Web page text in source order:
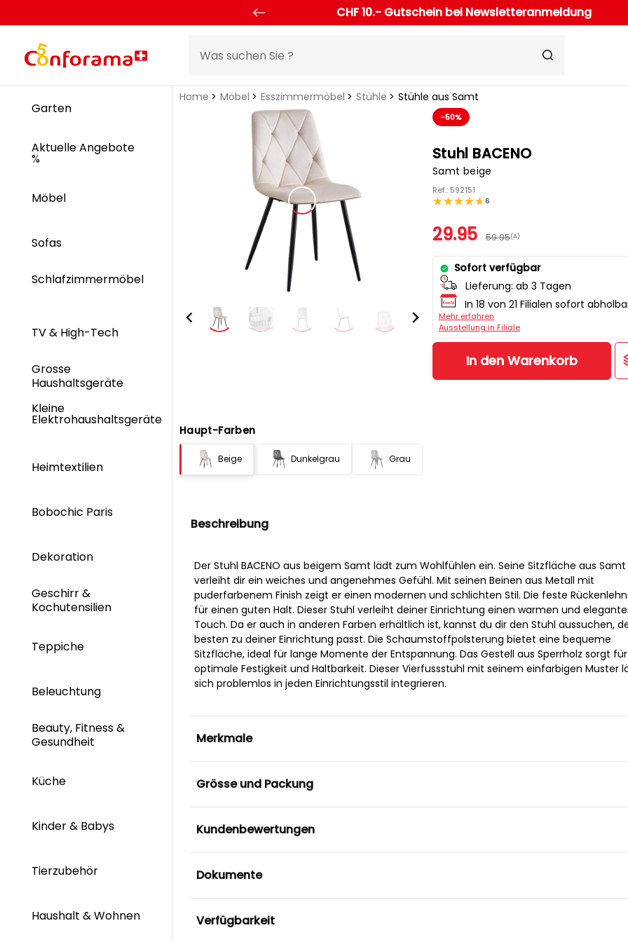
CHF 10.- Gutschein bei Newsletteranmeldung
Garten
Aktuelle Angebote
%
Möbel
Sofas
Schlafzimmermöbel
TV & High-Tech
Grosse
Haushaltsgeräte
Kleine
Elektrohaushaltsgeräte
Heimtextilien
Bobochic Paris
Dekoration
Geschirr &
Kochutensilien
Teppiche
Beleuchtung
Beauty, Fitness &
Gesundheit
Küche
Kinder & Babys
Tierzubehör
Haushalt & Wohnen
Home Möbel Esszimmermöbel Stühle Stühle aus Samt
-50%
Stuhl BACENO
Samt beige
Ref.: 592151
6
29.95 59.95(A)
Sofort verfügbar
Lieferung: ab 3 Tagen
In 18 von 21 Filialen sofort
Mehr erfahren
Ausstellung in Filiale
In den Warenkorb
Haupt-Farben
Beige Dunkelgrau Grau
Beschreibung
Der Stuhl BACENO aus beigem Samt lädt zum Wohlfühlen ein. Seine Sitzfläche aus Samt
verleiht dir ein weiches und angenehmes Gefühl. Mit seinen Beinen aus Metall mit
puderfarbenem Finish zeigt er einen modernen und schlichten Stil. Die feste
für einen guten Halt. Dieser Stuhl verleiht deiner Einrichtung einen warmen und
Touch. Da er auch in anderen Farben erhältlich ist, kannst du dir den Stuhl aussuchen,
besten zu deiner Einrichtung passt. Die Schaumstoffpolsterung bietet eine bequeme
Sitzfläche, ideal für lange Momente der Entspannung. Das Gestell aus Sperrholz sorgt für
optimale Festigkeit und Haltbarkeit. Dieser Vierfussstuhl mit seinem einfarbigen Muster
sich problemlos in jeden Einrichtungsstil integrieren.
Merkmale
Grösse und Packung
Kundenbewertungen
Dokumente
Verfügbarkeit